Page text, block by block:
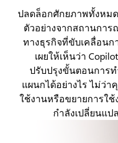
ปลดล็อกศักยภาพทั้งหมด
ตัวอย่างจากสถานกา
ทางธุรกิจที่ขับเคลื่อนก
เผยให้เห็นว่า
ปรับปรุงขั้นตอนการท
แผนกได้อย่างไร ไม่ว่
ใช้งานหรือขยายการใ
กำลังเปลี่ยนแป